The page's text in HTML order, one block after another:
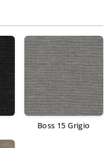
Boss 15 Grigio